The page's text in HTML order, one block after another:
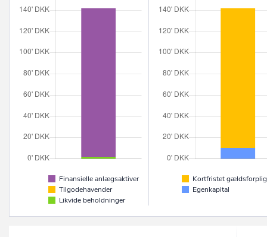
Finansielle anlægsaktiver
Tilgodehavender
Likvide beholdninger
Kortfristet
Egenkapital